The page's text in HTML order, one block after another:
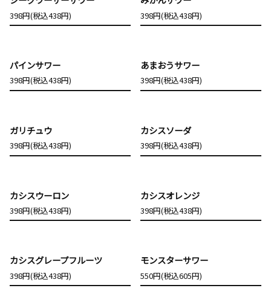
398円(税込438円) 398円(税込438円)
パインサワー
398円(税込438円)
あまおうサワー
398円(税込438円)
ガリチュウ
398円(税込438円)
カシスソーダ
398円(税込438円)
カシスウーロン
398円(税込438円)
カシスオレンジ
398円(税込438円)
カシスグレープフルーツ
398円(税込438円)
モンスターサワー
550円(税込605円)